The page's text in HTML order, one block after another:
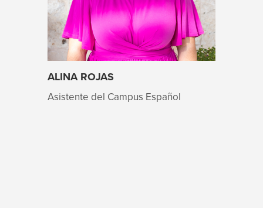
ALINA ROJAS
Asistente del Campus Español